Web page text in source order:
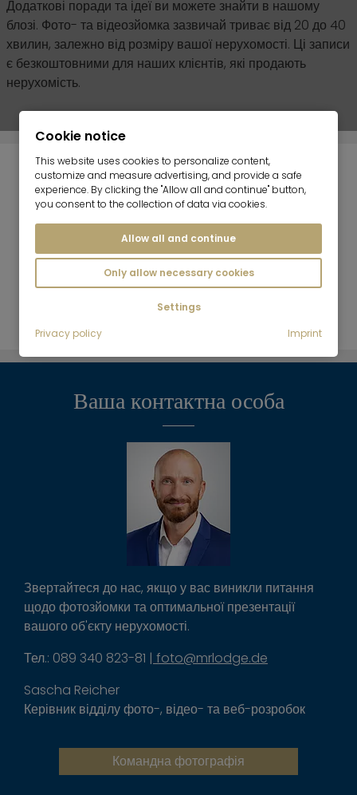
Додаткові поради та ідеї ви можете знайти в нашому
блозі. Фото- та відеозйомка зазвичай триває від 20 до 40
хвилин, залежно від розміру вашої нерухомості. Ці записи
є безкоштовними для наших клієнтів, які продають
нерухомість.
Готове до
фотофіксації
Якісна
презентація
вашого
приміщення
Сучасні
методи
Ваша контактна особа
Звертайтеся до нас, якщо у вас виникли питання
щодо фотозйомки та оптимальної презентації
вашого об'єкту нерухомості.
Тел.: 089 340 823-81 | foto@mrlodge.de
Sascha Reicher
Керівник відділу фото-, відео- та веб-розробок
Командна фотографія
Cookie notice
This website uses cookies to personalize content,
customize and measure advertising, and provide a safe
experience. By clicking the "Allow all and continue" button,
you consent to the collection of data via cookies.
Allow all and continue
Only allow necessary cookies
Settings
Privacy policy
Imprint